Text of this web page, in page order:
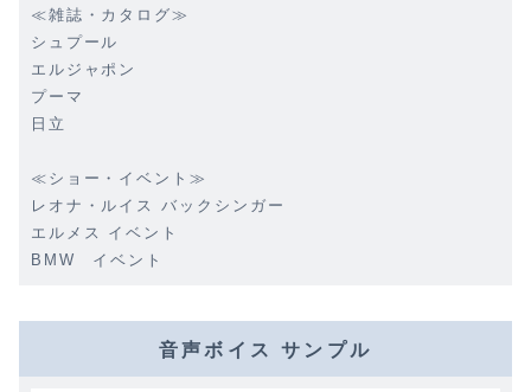
≪雑誌・カタログ≫
シュプール
エルジャポン
プーマ
日立
≪ショー・イベント≫
レオナ・ルイス バックシンガー
エルメス イベント
BMW イベント
音声ボイス サンプル